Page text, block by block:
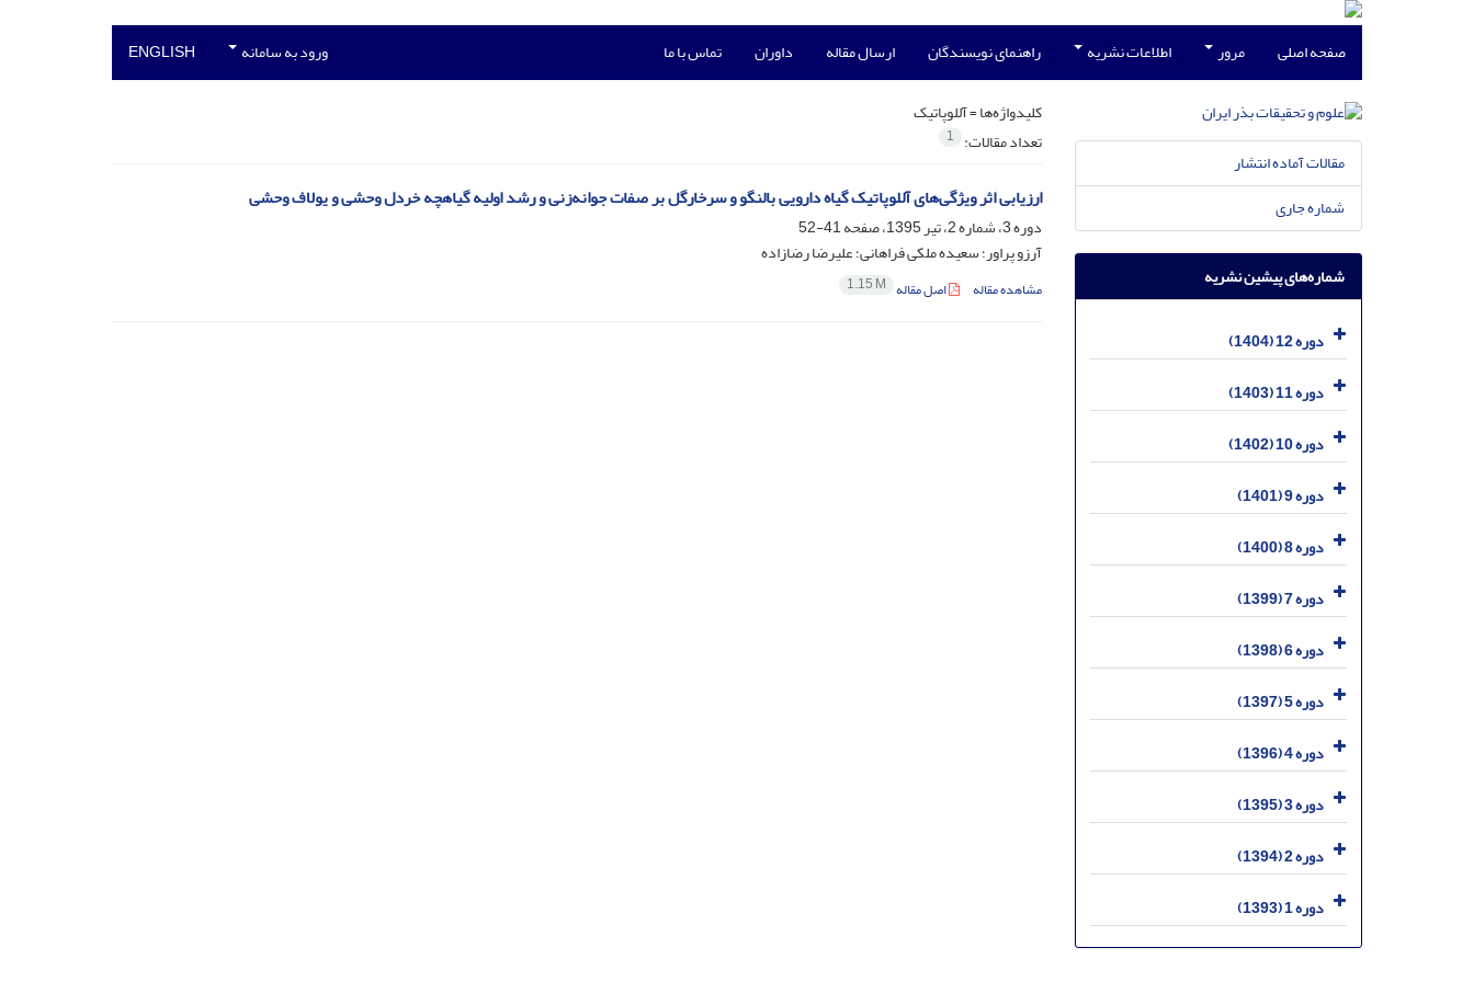
صفحه اصلی مرور اطلاعات نشریه راهنمای نویسندگان ارسال مقاله داوران تماس با ما ورود به سامانه ENGLISH
کلیدواژه‌ها =آللوپاتیک
تعداد مقالات: 1
ارزیابی اثر ویژگی‌های آللوپاتیک گیاه دارویی بالنگو و سرخارگل بر صفات جوانه‌زنی و رشد اولیه گیاهچه خردل وحشی و یولاف وحشی
دوره 3، شماره 2، تیر 1395، صفحه
41-52
آرزو پراور؛ سعیده ملکی فراهانی؛ علیرضا رضازاده
مشاهده مقاله اصل مقاله 1.15 M
مقالات آماده انتشار
شماره جاری
شماره‌های پیشین نشریه
دوره 12 (1404)
دوره 11 (1403)
دوره 10 (1402)
دوره 9 (1401)
دوره 8 (1400)
دوره 7 (1399)
دوره 6 (1398)
دوره 5 (1397)
دوره 4 (1396)
دوره 3 (1395)
دوره 2 (1394)
دوره 1 (1393)